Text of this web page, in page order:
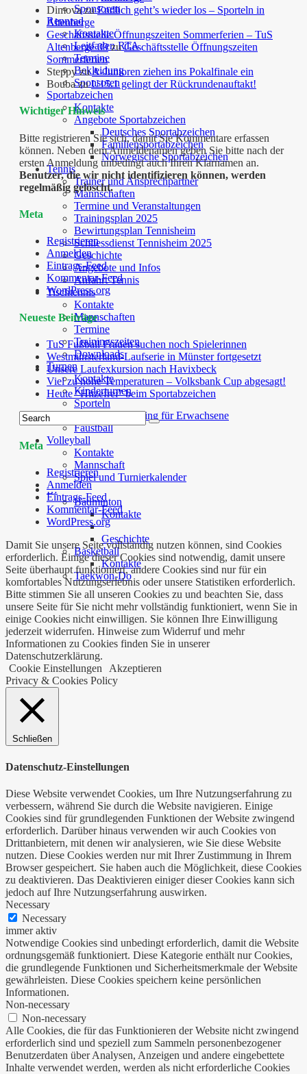
Sponsoren
Rennrad
Kontakte
Leitfaden RTA
Termine
Bekleidung
Sponsoren
Sportabzeichen
Kontakte
Angebote Sportabzeichen
Deutsches Sportabzeichen
Familiensportabzeichen
Norwegische Sportabzeichen
Tennis
Trainer und Ansprechpartner
Mannschaften
Termine und Veranstaltungen
Trainingsplan 2025
Bewirtungsplan Tennisheim
Schliessdienst Tennisheim 2025
Geschichte
Angebote und Infos
Anfahrt Tennis
Tischtennis
Kontakte
Mannschaften
Termine
Trainingszeiten
Downloads
Turnen
Kontakte
Kinderturnen
Sporteln
Bewegungstraining für Erwachsene
Faustball
Volleyball
Kontakte
Mannschaft
Spiel und Turnierkalender
…
Badminton
Kontakte
Geschichte
Basketball
Kontakte
Taekwon-Do
DimovazuEndlich geht’s wieder los – Sporteln in
Altenberge
Geschäftsstelle Öffnungszeiten Sommerferien – TuS
Altenberge 09zuGeschäftsstelle Öffnungszeiten
Sommerferien
SteppyzuA-Junioren ziehen ins Pokalfinale ein
BoubazuU15.1 gelingt der Rückrundenauftakt!
Wichtiger Hinweis
Bitte registrieren Sie sich, damit Sie Kommentare erfassen
können. Neben dem Anmeldenamen geben Sie bitte nach der
ersten Anmeldung unbedingt auch Ihren Klarnamen an.
Benutzer, die wir nicht identifizieren können, werden
regelmäßig gelöscht.
Meta
Registrieren
Anmelden
Eintrags-Feed
Kommentar-Feed
WordPress.org
Neueste Beiträge
TuS Fußball Frauen suchen noch Spielerinnen
Westmünsterland-Laufserie in Münster fortgesetzt
Unsere Laufexkursion nach Havixbeck
Viel zu hohe Temperaturen – Volksbank Cup abgesagt!
Heute “Hitzefrei” beim Sportabzeichen
Meta
Registrieren
Anmelden
Eintrags-Feed
Kommentar-Feed
WordPress.org
Damit Sie unsere Seite vollständig nutzen können, sind Cookies
erforderlich. Einige dieser Cookies sind notwendig, damit unsere
Seite überhaupt funktioniert, andere Cookies sind nur für ein
komfortables Nutzungserlebnis oder unsere Statistiken erforderlich.
Bitte stimmen Sie all unseren Cookies zu und beachten Sie, dass
unsere Seite für Sie nicht mehr vollständig funktioniert, wenn Sie in
einige Cookies nicht einwilligen. Sie können Ihre Einwilligung
jederzeit widerrufen. Hinweise zum Widerruf und mehr
Informationen zu Cookies finden Sie in unserer
Datenschutzerklärung.
Cookie Einstellungen
Akzeptieren
Privacy & Cookies Policy
Schließen
Datenschutz-Einstellungen
Diese Website verwendet Cookies, um Ihre Nutzungserfahrung zu
verbessern, während Sie durch die Website navigieren. Einige
Cookies sind für grundlegenden Funktionen der Website zwingend
erforderlich. Darüber hinaus verwenden wir auch Cookies von
Drittanbietern, mit denen wir analysieren, wie Sie diese Website
nutzen. Diese Cookies werden nur mit Ihrer Zustimmung in Ihrem
Browser gespeichert. Sie haben auch die Möglichkeit, diese Cookies
zu deaktivieren. Das Deaktivieren einiger dieser Cookies kann sich
jedoch auf Ihre Nutzungserfahrung auswirken.
Necessary
Necessary
immer aktiv
Notwendige Cookies sind unbedingt erforderlich, damit die Website
ordnungsgemäß funktioniert. Diese Kategorie enthält nur Cookies,
die grundlegende Funktionen und Sicherheitsmerkmale der Website
gewährleisten. Diese Cookies speichern keine persönlichen
Informationen.
Non-necessary
Non-necessary
Alle Cookies, die für das Funktionieren der Website nicht zwingend
erforderlich sind und speziell zum Sammeln personenbezogener
Benutzerdaten über Analysen, Anzeigen und andere eingebettete
Inhalte verwendet werden, werden als nicht erforderliche Cookies